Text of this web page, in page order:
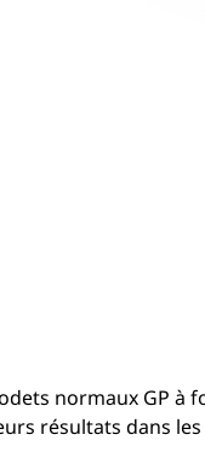
normaux GP à
résultats dans